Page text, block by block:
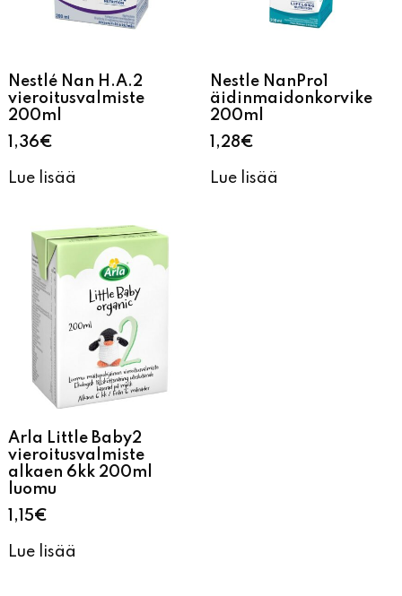
Nestlé Nan H.A.2
1,36€
Lue lisää
Nestle NanPro1
1,28€
Lue lisää
Arla Little Baby2
vieroitusvalmiste
luomu
1,15€
Lue lisää